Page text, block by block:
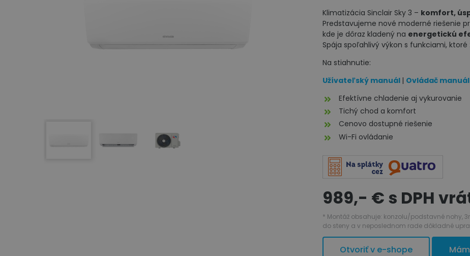
Klimatizácia Sinclair Sky 3 – komfort,
Predstavujeme nové moderné riešenie
kde je dôraz kladený na energetickú
Spája spoľahlivý výkon s funkciami,
Na stiahnutie:
Užívateľský manuál | Ovládač manuál
Efektívne chladenie aj vykurovanie
Tichý chod a komfort
Cenovo dostupné riešenie
Wi-Fi ovládanie
989,- € s DPH
* Montáž obsahuje: konzolu/podstavné nohy,
do steny a v neposlednom rade dôkladné
Otvoriť v e-shope